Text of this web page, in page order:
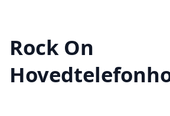
Rock On